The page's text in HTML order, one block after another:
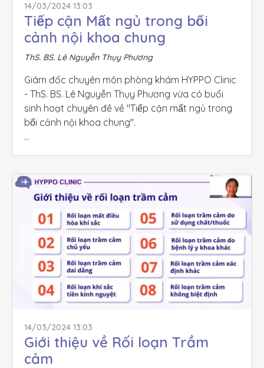
14/03/2024 13:03
Tiếp cận Mất ngủ trong bối
cảnh nội khoa chung
ThS. BS. Lê Nguyễn Thụy Phương
Giám đốc chuyên môn phòng khám HYPPO Clinic
- ThS. BS. Lê Nguyễn Thụy Phương vừa có buổi
sinh hoạt chuyên đề về "Tiếp cận mất ngủ trong
bối cảnh nội khoa chung".
14/03/2024 13:03
Giới thiệu về Rối loạn Trầm
cảm